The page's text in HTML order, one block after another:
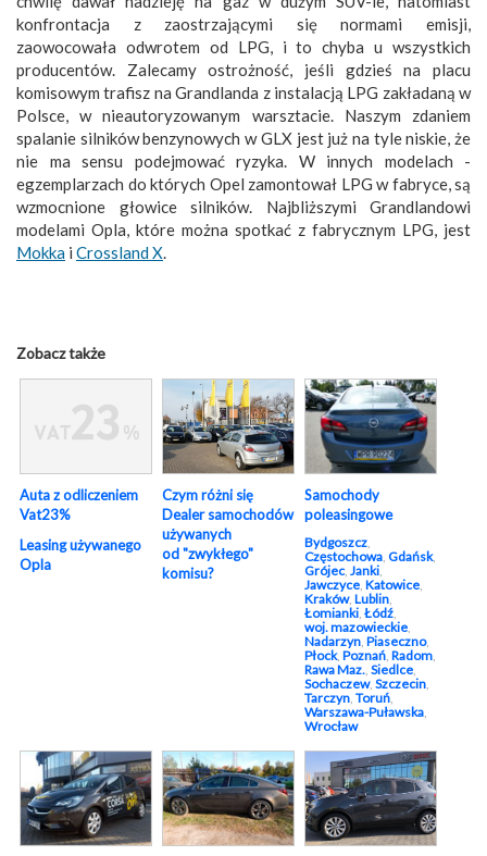
konfrontacja z zaostrzającymi się normami emisji,
zaowocowała odwrotem od LPG, i to chyba u wszystkich
producentów. Zalecamy ostrożność, jeśli gdzieś na placu
komisowym trafisz na Grandlanda z instalacją LPG zakładaną w
Polsce, w nieautoryzowanym warsztacie. Naszym zdaniem
spalanie silników benzynowych w GLX jest już na tyle niskie, że
nie ma sensu podejmować ryzyka. W innych modelach -
egzemplarzach do których Opel zamontował LPG w fabryce, są
wzmocnione głowice silników. Najbliższymi Grandlandowi
modelami Opla, które można spotkać z fabrycznym LPG, jest
Mokka i Crossland X.
Zobacz także
Auta z odliczeniem
Vat23%
Leasing używanego
Opla
Czym różni się
Dealer samochodów
używanych
od "zwykłego"
komisu?
Samochody
poleasingowe
Bydgoszcz
Częstochowa Gdańsk,
Grójec, Janki
Jawczyce Katowice
Kraków, Lublin
Łomianki Łódź
woj. mazowieckie
Nadarzyn Piaseczno,
Płock, Poznań Radom
Rawa Maz. Siedlce
Sochaczew, Szczecin
Tarczyn Toruń
Warszawa-Puławska
Wrocław